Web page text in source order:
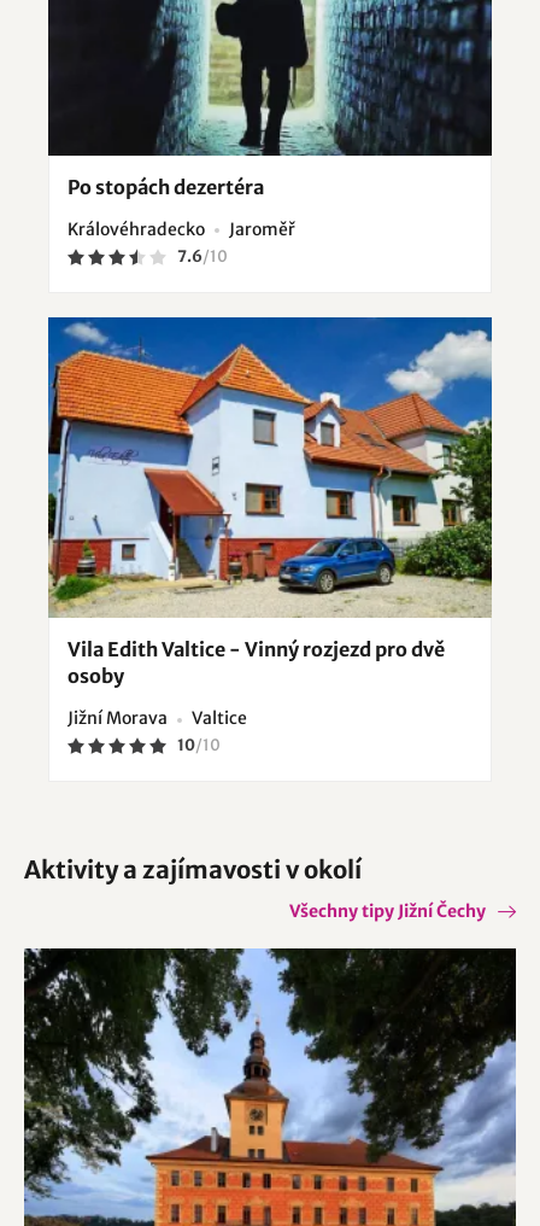
Po stopách dezertéra
Královéhradecko Jaroměř
7.6/10
Vila Edith Valtice - Vinný rozjezd pro dvě
osoby
Jižní Morava Valtice
10/10
Aktivity a zajímavosti v okolí
Všechny tipy Jižní Čechy